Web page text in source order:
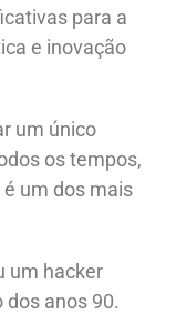
para a
e inovação
um único
os tempos,
um dos mais
um hacker
anos 90.